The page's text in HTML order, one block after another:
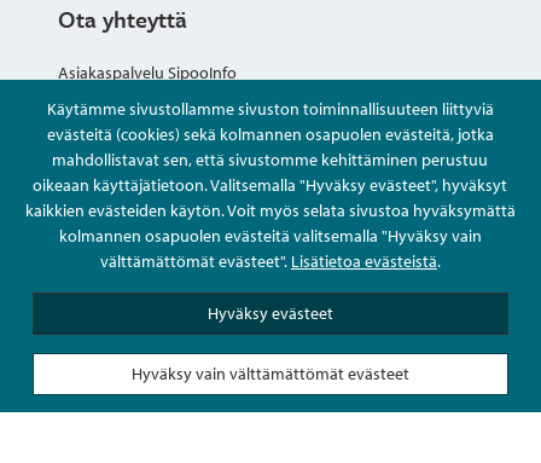
Käytämme sivustollamme sivuston toiminnallisuuteen liittyviä
evästeitä (cookies) sekä kolmannen osapuolen evästeitä, jotka
mahdollistavat sen, että sivustomme kehittäminen perustuu
oikeaan käyttäjätietoon. Valitsemalla "Hyväksy evästeet", hyväksyt
kaikkien evästeiden käytön. Voit myös selata sivustoa hyväksymättä
kolmannen osapuolen evästeitä valitsemalla "Hyväksy vain
välttämättömät evästeet". Lisätietoa evästeistä.
Hyväksy evästeet
Hyväksy vain välttämättömät evästeet
Ota yhteyttä
Asiakaspalvelu SipooInfo
Anna palautetta nimettömästi
Kysy tai asioi
Yhteystiedot